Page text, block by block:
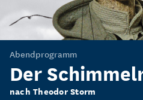
Abendprogramm
Der
nach Theodor Storm